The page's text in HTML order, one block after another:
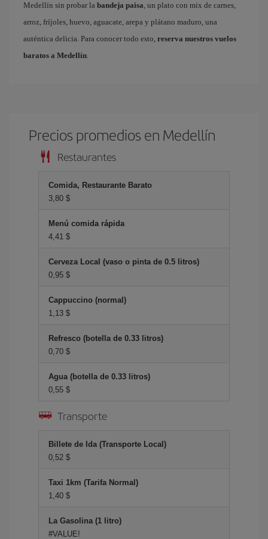
Medellín sin probar la bandeja paisa, un plato con mix de carnes,
arroz, fríjoles, huevo, aguacate, arepa y plátano maduro, una
auténtica delicia. Para conocer todo esto, reserva nuestros vuelos
baratos a Medellín.
Precios promedios en Medellín
Restaurantes
Comida, Restaurante Barato
3,80 $
Menú comida rápida
4,41 $
Cerveza Local (vaso o pinta de 0.5 litros)
0,95 $
Cappuccino (normal)
1,13 $
Refresco (botella de 0.33 litros)
0,70 $
Agua (botella de 0.33 litros)
0,55 $
Transporte
Billete de Ida (Transporte Local)
0,52 $
Taxi 1km (Tarifa Normal)
1,40 $
La Gasolina (1 litro)
#VALUE!